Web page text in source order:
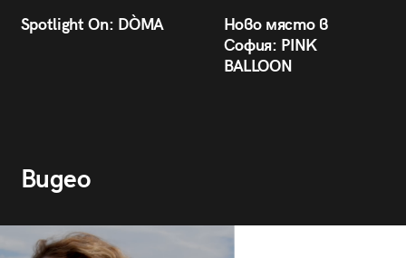
Spotlight On: DÒMA
Ново място в
София: PINK
BALLOON
Видео